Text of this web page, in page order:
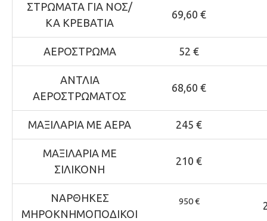
ΣΤΡΩΜΑΤΑ ΓΙΑ ΝΟΣ/
ΚΑ ΚΡΕΒΑΤΙΑ
69,60 €
ΑΕΡΟΣΤΡΩΜΑ 52 €
ΑΝΤΛΙΑ
ΑΕΡΟΣΤΡΩΜΑΤΟΣ
68,60 €
ΜΑΞΙΛΑΡΙΑ ΜΕ ΑΕΡΑ 245 €
ΜΑΞΙΛΑΡΙΑ ΜΕ
ΣΙΛΙΚΟΝΗ
210 €
ΝΑΡΘΗΚΕΣ
ΜΗΡΟΚΝΗΜΟΠΟΔΙΚΟΙ
950 €